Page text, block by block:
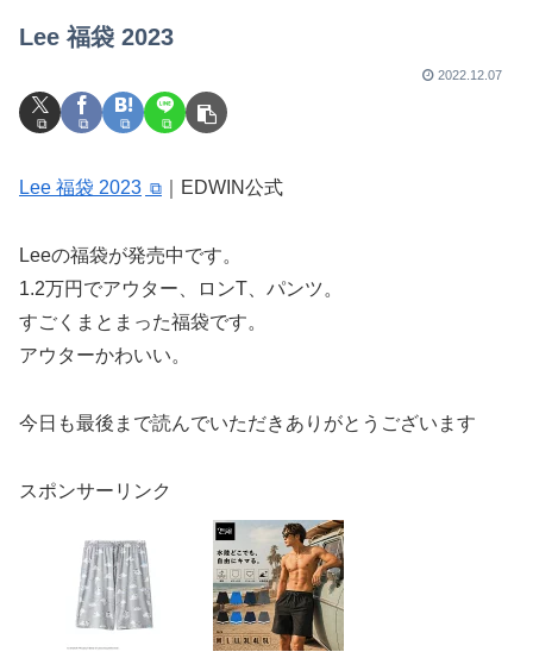
Lee 福袋 2023
2022.12.07
Lee 福袋 2023 ｜EDWIN公式
Leeの福袋が発売中です。
1.2万円でアウター、ロンT、パンツ。
すごくまとまった福袋です。
アウターかわいい。
今日も最後まで読んでいただきありがとうございます
スポンサーリンク